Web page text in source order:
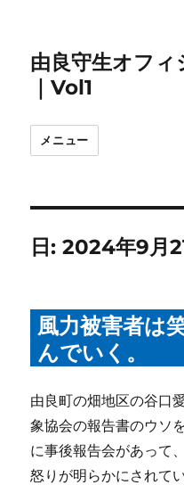
由良守生オフ
｜Vol1
メニュー
日:2024年9月
風力被害者は
んでいく。
由良町の畑地区の谷口
象協会の報告書のウソ
に事後報告会があって
怒りが明らかにされて